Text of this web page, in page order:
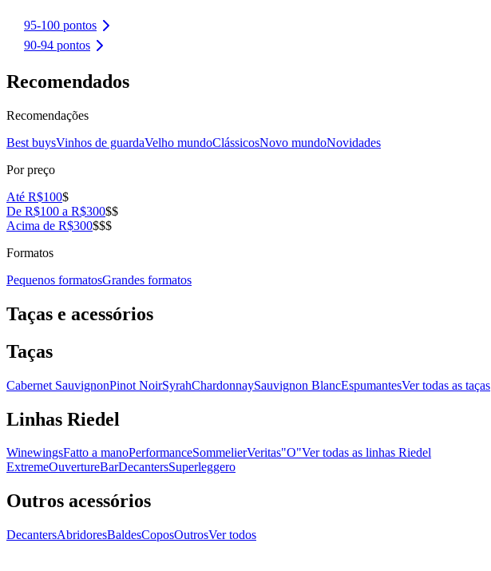
95-100 pontos
90-94 pontos
Recomendados
Recomendações
Best buysVinhos de guardaVelho mundoClássicosNovo mundoNovidades
Por preço
Até R$100$
De R$100 a R$300$$
Acima de R$300$$$
Formatos
Pequenos formatosGrandes formatos
Taças e acessórios
Taças
Cabernet SauvignonPinot NoirSyrahChardonnaySauvignon BlancEspumantesVer todas as taças
Linhas Riedel
WinewingsFatto a manoPerformanceSommelierVeritas"O"Ver todas as linhas Riedel
ExtremeOuvertureBarDecantersSuperleggero
Outros acessórios
DecantersAbridoresBaldesCoposOutrosVer todos